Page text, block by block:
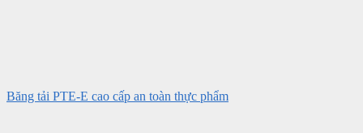
Băng tải PTE-E cao cấp an toàn thực phẩm